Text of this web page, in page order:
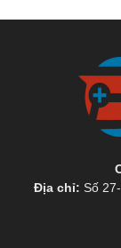
Địa chỉ: Số